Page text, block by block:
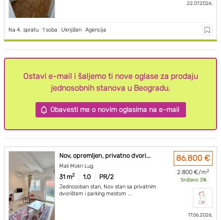
22.07.2026.
Na 4. spratu 1 soba Uknjižen Agencija
Ostavi e-mail i šaljemo ti nove oglase za prodaju
jednosobnih stanova u Beogradu.
Obavesti me o novim oglasima na e-mail
Nov, opremljen, privatno dvori...
Mali Mokri Lug
31 m2 1.0 PR/2
Jednosoban stan, Nov stan sa privatnim
dvorištem i parking mestom ...
86.800 €
2.800 €/m2
Sniženo 3%
17.06.2026.